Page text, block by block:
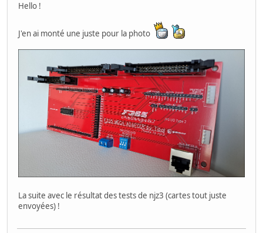
Hello !
J'en ai monté une juste pour la photo
La suite avec le résultat des tests de njz3 (cartes tout juste
envoyées) !